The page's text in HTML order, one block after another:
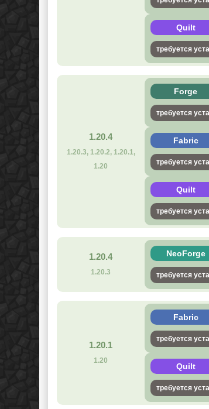
Quilt
требуется
1.20.4
1.20.3, 1.20.2, 1.20.1,
1.20
Forge
требуется
Fabric
требуется
Quilt
требуется
1.20.4
1.20.3
NeoForge
требуется
1.20.1
1.20
Fabric
требуется
Quilt
требуется